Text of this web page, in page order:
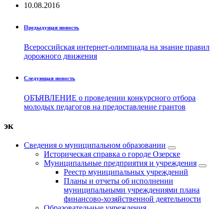
10.08.2016
Предыдущая новость
Всероссийская интернет-олимпиада на знание правил
дорожного движения
Следующая новость
ОБЪЯВЛЕНИЕ о проведении конкурсного отбора
молодых педагогов на предоставление грантов
эк
Сведения о муниципальном образовании
Историческая справка о городе Озерске
Муниципальные предприятия и учреждения
Реестр муниципальных учреждений
Планы и отчеты об исполнении
муниципальными учреждениями плана
финансово-хозяйственной деятельности